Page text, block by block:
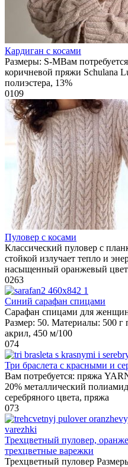
Кардиган с косами
Размеры: S-MВам
коричневой пряжи Schulana
полиэстера, 13%
0109
Пуловер с косами
Классический пуловер с
стойкой излучает тепло и
насыщенный оранжевый
0263
Синий сарафан спицами
Сарафан спицами для
Размер: 50. Материалы: 500 г
акрил, 450 м/100
074
Три браслета с красными и
Вам потребуется: пряжа
20% металлический
серебряного цвета, пряжа
073
Трехцветный пуловер,
трехцветные варежки
Трехцветный пуловер